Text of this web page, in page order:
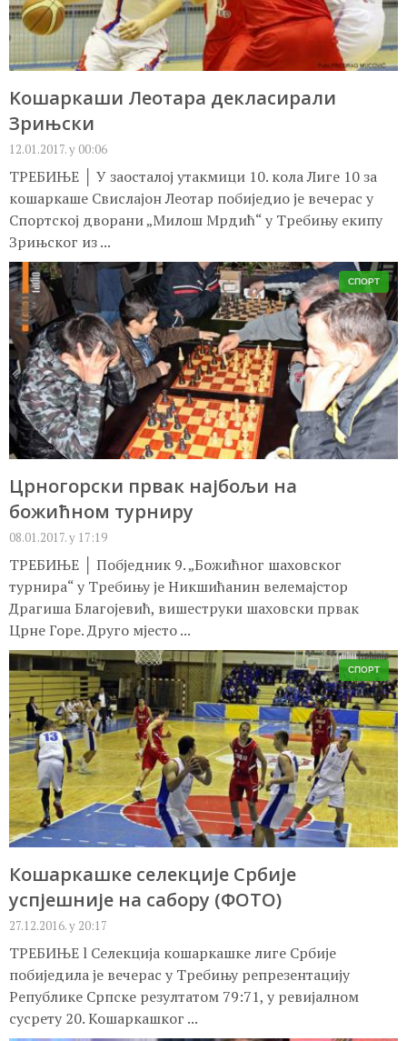
Kошаркаши Леотара декласирали
Зрињски
12.01.2017. у 00:06
ТРЕБИЊЕ │ У заосталој утакмици 10. кола Лиге 10 за
кошаркаше Свислајон Леотар побиједио је вечерас у
Спортској дворани „Милош Мрдић“ у Требињу екипу
Зрињског из ...
СПОРТ
Црногорски првак најбољи на
божићном турниру
08.01.2017. у 17:19
ТРЕБИЊЕ │ Побједник 9. „Божићног шаховског
турнира“ у Требињу је Никшићанин велемајстор
Драгиша Благојевић, вишеструки шаховски првак
Црне Горе. Друго мјесто ...
СПОРТ
Кошаркашке селекције Србије
успјешније на сабору (ФОТО)
27.12.2016. у 20:17
ТРЕБИЊЕ l Селекција кошаркашке лиге Србије
побиједила је вечерас у Требињу репрезентацију
Републике Српске резултатом 79:71, у ревијалном
сусрету 20. Кошаркашког ...